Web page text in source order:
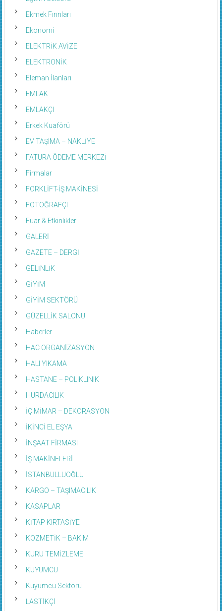
Ekmek Fırınları
Ekonomi
ELEKTRİK AVİZE
ELEKTRONİK
Eleman İlanları
EMLAK
EMLAKÇI
Erkek Kuaförü
EV TAŞIMA – NAKLİYE
FATURA ÖDEME MERKEZİ
Firmalar
FORKLİFT-İŞ MAKİNESİ
FOTOĞRAFÇI
Fuar & Etkinlikler
GALERİ
GAZETE – DERGİ
GELİNLİK
GİYİM
GİYİM SEKTÖRÜ
GÜZELLİK SALONU
Haberler
HAC ORGANİZASYON
HALI YIKAMA
HASTANE – POLIKLINIK
HURDACILIK
İÇ MİMAR – DEKORASYON
İKİNCİ EL EŞYA
İNŞAAT FİRMASI
İŞ MAKİNELERİ
İSTANBULLUOĞLU
KARGO – TAŞIMACILIK
KASAPLAR
KİTAP KIRTASİYE
KOZMETİK – BAKIM
KURU TEMİZLEME
KUYUMCU
Kuyumcu Sektörü
LASTİKÇİ